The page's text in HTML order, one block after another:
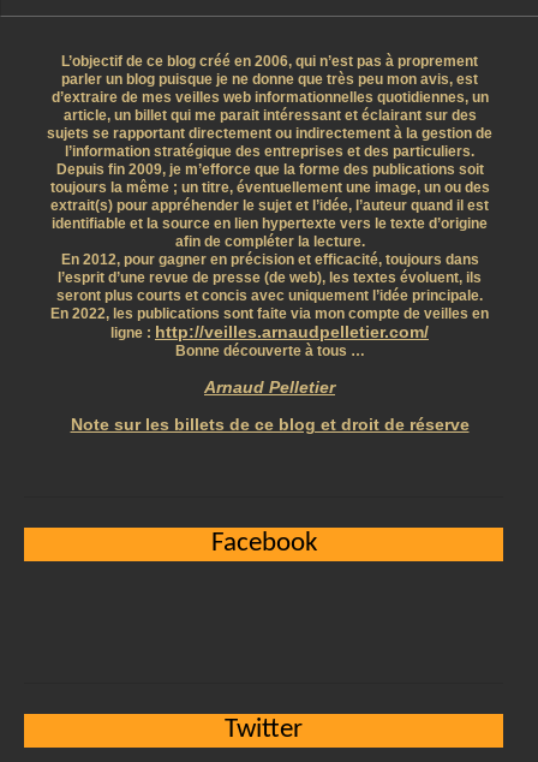
L’objectif de ce blog créé en 2006, qui n’est pas à proprement
parler un blog puisque je ne donne que très peu mon avis, est
d’extraire de mes veilles web informationnelles quotidiennes, un
article, un billet qui me parait intéressant et éclairant sur des
sujets se rapportant directement ou indirectement à la gestion de
l’information stratégique des entreprises et des particuliers.
Depuis fin 2009, je m’efforce que la forme des publications soit
toujours la même ; un titre, éventuellement une image, un ou des
extrait(s) pour appréhender le sujet et l’idée, l’auteur quand il est
identifiable et la source en lien hypertexte vers le texte d’origine
afin de compléter la lecture.
En 2012, pour gagner en précision et efficacité, toujours dans
l’esprit d’une revue de presse (de web), les textes évoluent, ils
seront plus courts et concis avec uniquement l’idée principale.
En 2022, les publications sont faite via mon compte de veilles en
ligne : http://veilles.arnaudpelletier.com/
Bonne découverte à tous …
Arnaud Pelletier
Note sur les billets de ce blog et droit de réserve
Facebook
Twitter